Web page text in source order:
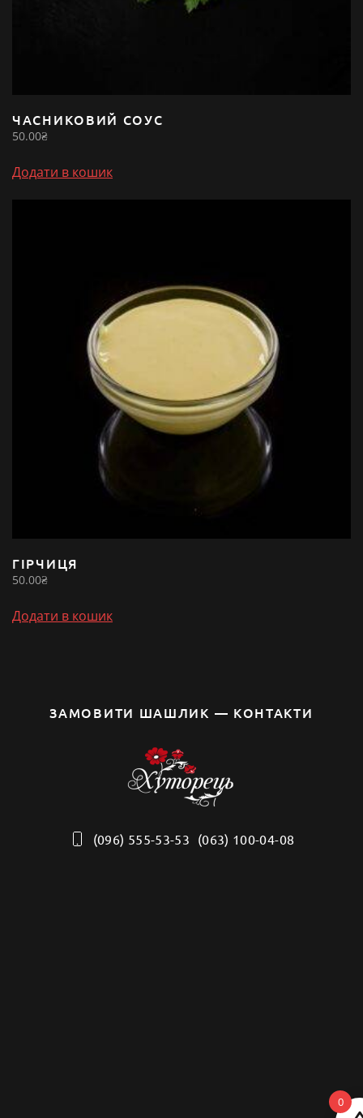
ЧАСНИКОВИЙ СОУС
50.00₴
Додати в кошик
ГІРЧИЦЯ
50.00₴
Додати в кошик
ЗАМОВИТИ ШАШЛИК — КОНТАКТИ
(096) 555-53-53 (063) 100-04-08
0